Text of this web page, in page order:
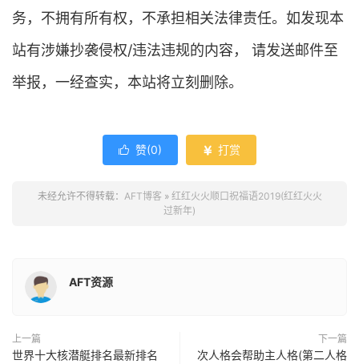
务，不拥有所有权，不承担相关法律责任。如发现本
站有涉嫌抄袭侵权/违法违规的内容， 请发送邮件至
举报，一经查实，本站将立刻删除。
 赞(0)  打赏
未经允许不得转载： AFT博客 » 红红火火顺口祝福语2019(红红火火
过新年)
AFT资源
上一篇
世界十大核潜艇排名最新排名
下一篇
次人格会帮助主人格(第二人格